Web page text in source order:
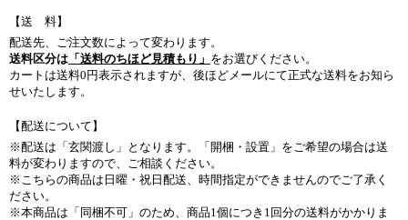
【送 料】
配送先、ご注文数によって変わります。
送料区分は 「送料のちほど見積もり」 をお選びください。
カートは送料0円表示されますが、後ほどメールにて正式な送料をお知ら
せいたします。
【配送について】
※配送は「玄関渡し」となります。「開梱・設置」をご希望の場合は送
料が変わりますので、ご相談ください。
※こちらの商品は日曜・祝日配送、時間指定ができませんのでご了承く
ださい。
※本商品は「同梱不可」のため、商品1個につき1回分の送料がかかりま